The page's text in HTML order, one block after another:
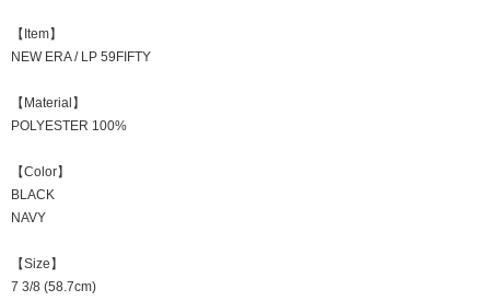
【Item】
NEW ERA / LP 59FIFTY
【Material】
POLYESTER 100%
【Color】
BLACK
NAVY
【Size】
7 3/8 (58.7cm)